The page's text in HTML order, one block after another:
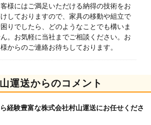
様にはご満足いただける納得の技術をお
けしておりますので、家具の移動や組立で
りでしたら、どのようなことでも構いま
。お気軽に当社までご相談ください。お
からのご連絡お待ちしております。
運送からのコメント
経験豊富な株式会社村山運送にお任せくださ